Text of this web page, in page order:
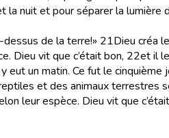
la nuit et pour séparer la lumière
dessus de la terre!» 21Dieu créa
Dieu vit que c’était bon, 22et il
eut un matin. Ce fut le cinquième
et des animaux terrestres
leur espèce. Dieu vit que